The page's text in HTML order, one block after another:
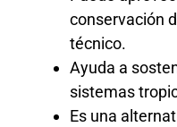
conservación
técnico.
Ayuda a
sistemas
Es una